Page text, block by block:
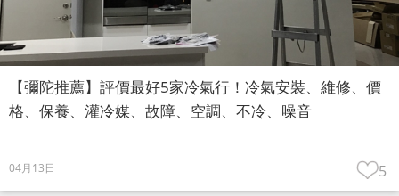
【彌陀推薦】評價最好5家冷氣行！冷氣安裝、維修、價
格、保養、灌冷媒、故障、空調、不冷、噪音
04月13日 5